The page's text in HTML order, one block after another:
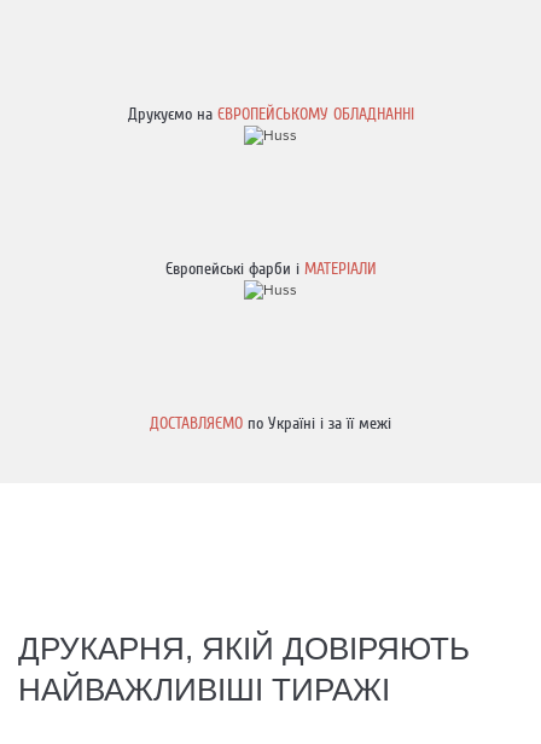
Друкуємо на ЄВРОПЕЙСЬКОМУ ОБЛАДНАННІ
Європейські фарби і МАТЕРІАЛИ
ДОСТАВЛЯЄМО по Україні і за її межі
ДРУКАРНЯ, ЯКІЙ ДОВІРЯЮТЬ
НАЙВАЖЛИВІШІ ТИРАЖІ